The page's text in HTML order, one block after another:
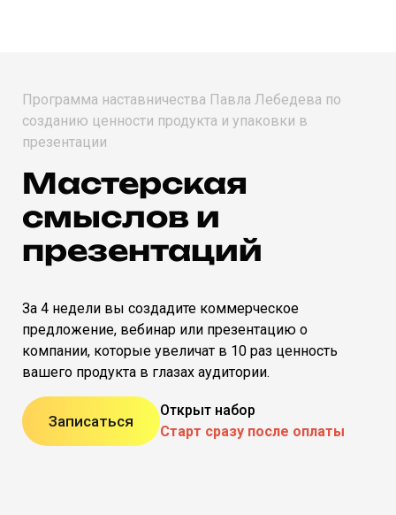
Программа наставничества Павла Лебедева по
созданию ценности продукта и упаковки в
презентации
Мастерская
смыслов и
презентаций
За 4 недели вы создадите коммерческое
предложение, вебинар или презентацию о
компании, которые увеличат в 10 раз ценность
вашего продукта в глазах аудитории.
Записаться
Открыт набор
Старт сразу после оплаты